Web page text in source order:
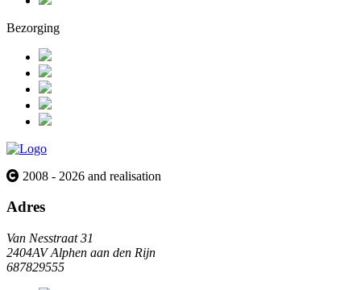
Bezorging
2008 - 2026 and realisation
Adres
Van Nesstraat 31
2404AV Alphen aan den Rijn
687829555